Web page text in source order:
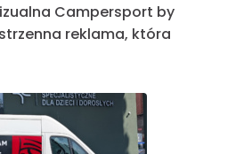
Campersport by
reklama, która